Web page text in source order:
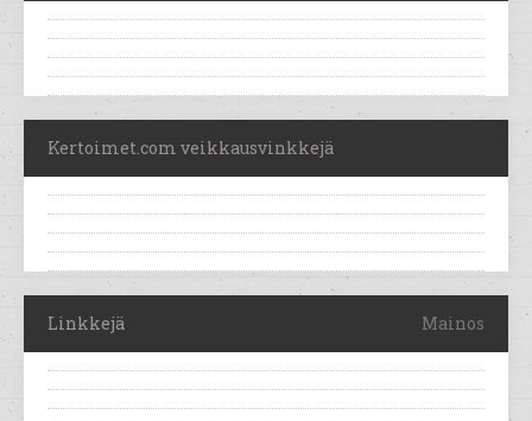
Kertoimet.com veikkausvinkkejä
Linkkejä Mainos